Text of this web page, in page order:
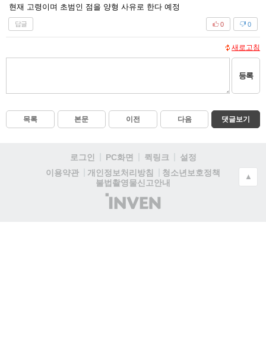
현재 고령이며 초범인 점을 양형 사유로 한다 예정
답글 0
0
새로고침
등록
목록 본문 이전 다음 댓글보기
로그인 PC화면 퀵링크
설정
이용약관
개인정보처리방침
청소년보호정책
불법촬영물신고안내
(주)
인
▲